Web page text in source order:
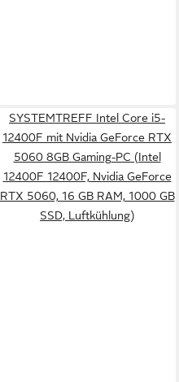
SYSTEMTREFF Intel Core i5-
12400F mit Nvidia GeForce RTX
5060 8GB Gaming-PC (Intel
12400F 12400F, Nvidia GeForce
RTX 5060, 16 GB RAM, 1000 GB
SSD, Luftkühlung)